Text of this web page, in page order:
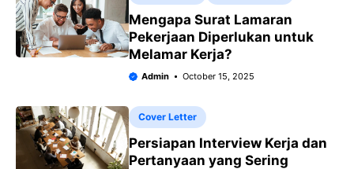
Mengapa Surat Lamaran
Pekerjaan Diperlukan untuk
Melamar Kerja?
Admin October 15, 2025
Cover Letter
Persiapan Interview Kerja dan
Pertanyaan yang Sering